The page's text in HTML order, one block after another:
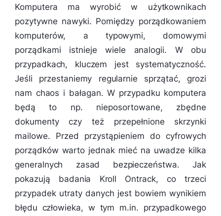
Komputera ma wyrobić w użytkownikach
pozytywne nawyki. Pomiędzy porządkowaniem
komputerów, a typowymi, domowymi
porządkami istnieje wiele analogii. W obu
przypadkach, kluczem jest systematyczność.
Jeśli przestaniemy regularnie sprzątać, grozi
nam chaos i bałagan. W przypadku komputera
będą to np. nieposortowane, zbędne
dokumenty czy też przepełnione skrzynki
mailowe. Przed przystąpieniem do cyfrowych
porządków warto jednak mieć na uwadze kilka
generalnych zasad bezpieczeństwa. Jak
pokazują badania Kroll Ontrack, co trzeci
przypadek utraty danych jest bowiem wynikiem
błędu człowieka, w tym m.in. przypadkowego